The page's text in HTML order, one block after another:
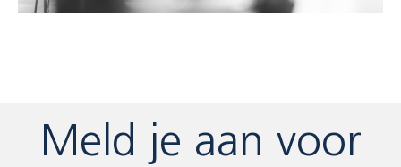
Meld je aan voor